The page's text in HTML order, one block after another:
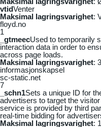
vtidVenter
Maksimal lagringsvarighet:
floyd.no
1
_gtmeecUsed to temporarily
interaction data in order to
across page loads.
Maksimal lagringsvarighet:
informasjonskapsel
sc-static.net
7
_schn1Sets a unique ID for
advertisers to target the
service is provided by third
real-time bidding for
Maksimal lagringsvarighet: